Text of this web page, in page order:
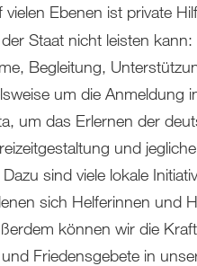
vielen Ebenen ist private
Staat nicht leisten kann:
Begleitung,
um die Anmeldung
um das Erlernen der
und
sind viele lokale
sich Helferinnen und
können wir die
Friedensgebete in